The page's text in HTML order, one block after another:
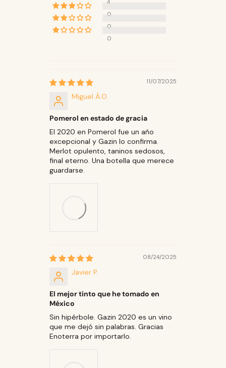
4
0
0
0
11/07/2025
Miguel Á.O.
Pomerol en estado de gracia
El 2020 en Pomerol fue un año
excepcional y Gazin lo confirma.
Merlot opulento, taninos sedosos,
final eterno. Una botella que merece
guardarse.
08/24/2025
Javier P.
El mejor tinto que he tomado en
México
Sin hipérbole. Gazin 2020 es un vino
que me dejó sin palabras. Gracias
Enoterra por importarlo.